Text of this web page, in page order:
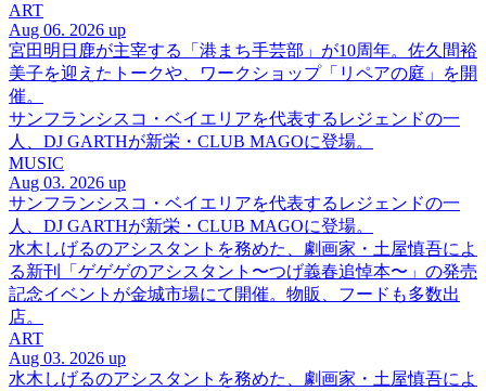
ART
Aug 06. 2026 up
宮田明日鹿が主宰する「港まち手芸部」が10周年。佐久間裕
美子を迎えたトークや、ワークショップ「リペアの庭」を開
催。
サンフランシスコ・ベイエリアを代表するレジェンドの一
人、DJ GARTHが新栄・CLUB MAGOに登場。
MUSIC
Aug 03. 2026 up
サンフランシスコ・ベイエリアを代表するレジェンドの一
人、DJ GARTHが新栄・CLUB MAGOに登場。
水木しげるのアシスタントを務めた、劇画家・土屋慎吾によ
る新刊「ゲゲゲのアシスタント〜つげ義春追悼本〜」の発売
記念イベントが金城市場にて開催。物販、フードも多数出
店。
ART
Aug 03. 2026 up
水木しげるのアシスタントを務めた、劇画家・土屋慎吾によ